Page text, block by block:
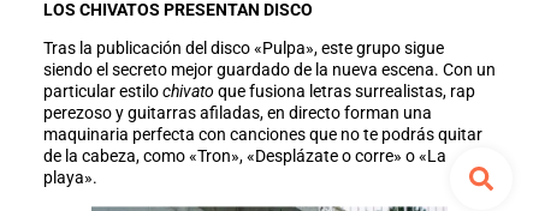
LOS CHIVATOS PRESENTAN DISCO
Tras la publicación del disco «Pulpa», este grupo sigue
siendo el secreto mejor guardado de la nueva escena. Con un
particular estilochivato que fusiona letras surrealistas, rap
perezoso y guitarras afiladas, en directo forman una
maquinaria perfecta con canciones que no te podrás quitar
de la cabeza, como «Tron», «Desplázate o corre» o «La
playa».